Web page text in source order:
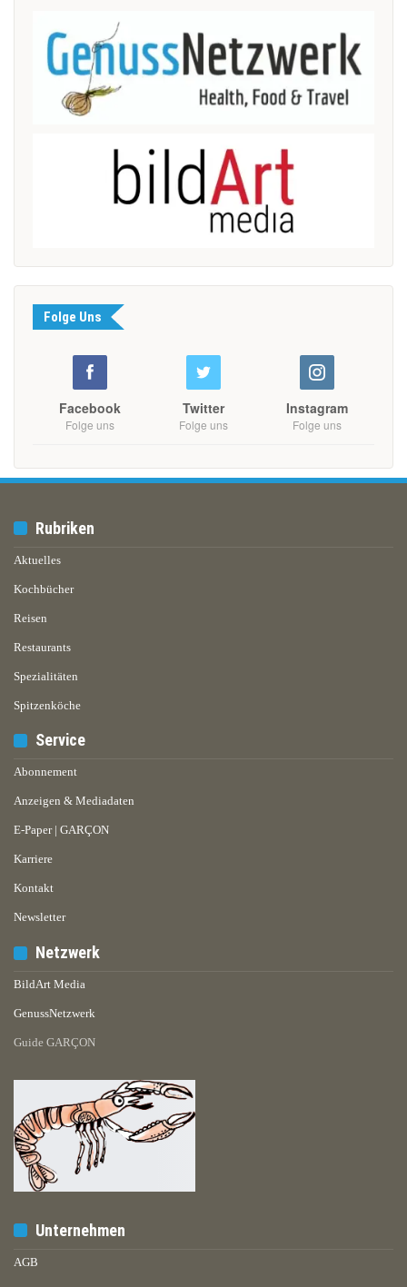
Folge Uns
Facebook
Folge uns
Twitter
Folge uns
Instagram
Folge uns
Rubriken
Aktuelles
Kochbücher
Reisen
Restaurants
Spezialitäten
Spitzenköche
Service
Abonnement
Anzeigen & Mediadaten
E-Paper | GARÇON
Karriere
Kontakt
Newsletter
Netzwerk
BildArt Media
GenussNetzwerk
Guide GARÇON
Unternehmen
AGB